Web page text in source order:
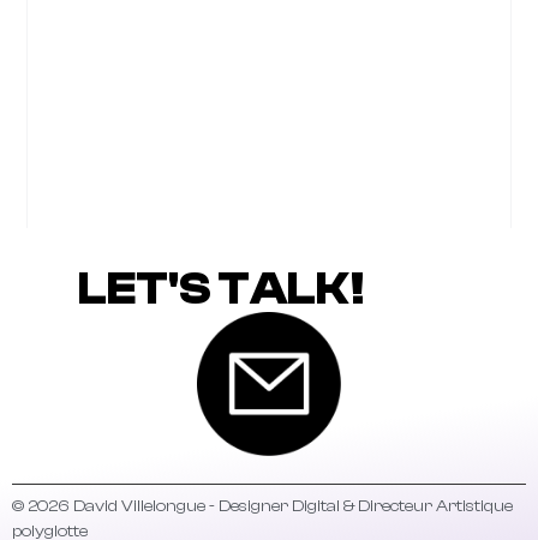
LET'S TALK!
© 2026 David Villelongue - Designer Digital & Directeur Artistique
polyglotte